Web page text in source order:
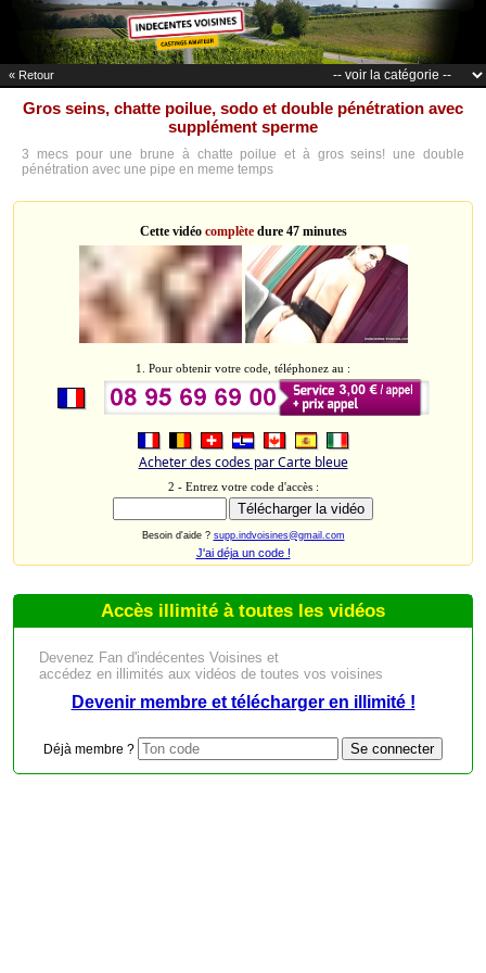
« Retour
Gros seins, chatte poilue, sodo et double pénétration avec
supplément sperme
3 mecs pour une brune à chatte poilue et à gros seins! une double
pénétration avec une pipe en meme temps
Cette vidéo complètedure 47 minutes
1. Pour obtenir votre code, téléphonez au :
Acheter des codes par Carte bleue
2 - Entrez votre code d'accès :
Besoin d'aide ? supp.indvoisines@gmail.com
J'ai déja un code !
Accès illimité à toutes les vidéos
Devenez Fan d'indécentes Voisines et
accédez en illimités aux vidéos de toutes vos voisines
Devenir membre et télécharger en illimité !
Déjà membre ?